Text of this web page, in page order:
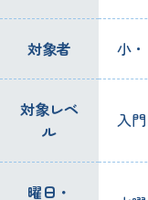
対象者 小
対象レベ
ル
入門
曜日 ・